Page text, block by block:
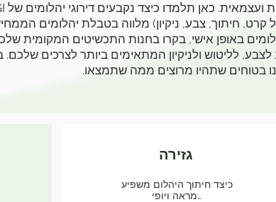
באופן אישי, בקרו בחנות התכשיטים המקומית
לליטוש ולניקיון המתאימים ביותר לצרכים
גזירה
כיצד חיתוך היהלום משפיע
מראה ויופי…